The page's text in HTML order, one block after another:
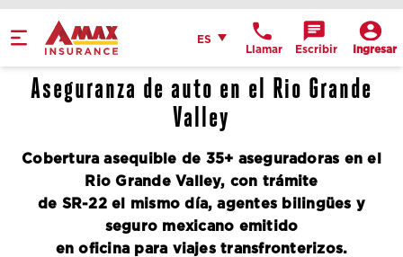
Obtén indicaciones
llame a la oficina
ubicación
Home
ESEspañol
Llamar Escribir Ingresar
Aseguranza de auto en el Rio Grande
Valley
Cobertura asequible de 35+ aseguradoras en el
Rio Grande Valley, con trámite
de SR-22 el mismo día, agentes bilingües y
seguro mexicano emitido
en oficina para viajes transfronterizos.